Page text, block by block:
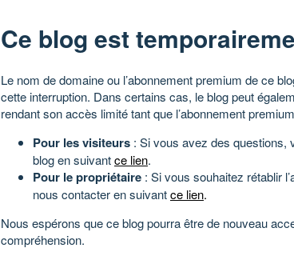
Ce blog est
Le nom de domaine ou l’abonnement premium de ce
cette interruption. Dans certains cas, le blog peut
rendant son accès limité tant que l’abonnement
Pour les visiteurs : Si vous avez des questions,
blog en suivantce lien.
Pour le propriétaire : Si vous souhaitez rétablir
nous contacter en suivantce lien.
Nous espérons que ce blog pourra être de nouveau
compréhension.